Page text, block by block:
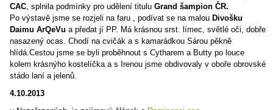
CAC, splnila podmínky pro udělení titulu Grand šampion ČR.
Po výstavě jsme se rozjeli na faru , podívat se na malou Divošku
Daimu ArQeVu a předat jí PP. Má krásnou srst. límec, světlé oči, dobře
nasazený ocas. Chodí na cvičák a s kamarádkou Sárou pěkně
hlídá.Cestou jsme se byli proběhnout s Cytharem a Butty po louce
kolem krásnýho kostelíčka a s Irenou jsme obdivovaly v oboře obrovské
stádo laní a jelenů.
4.10.2013